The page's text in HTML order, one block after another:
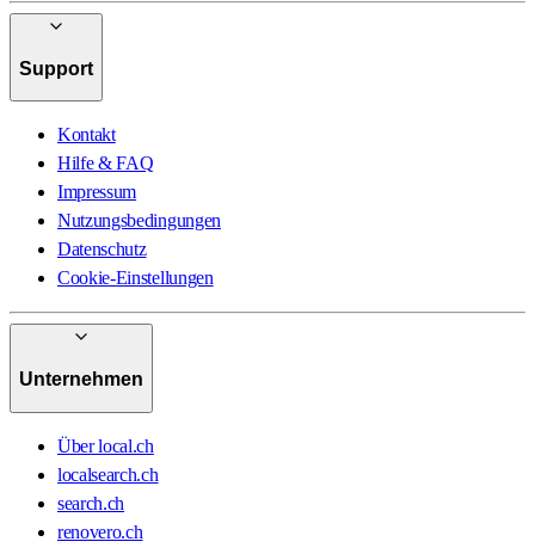
Support
Kontakt
Hilfe & FAQ
Impressum
Nutzungsbedingungen
Datenschutz
Cookie-Einstellungen
Unternehmen
Über local.ch
localsearch.ch
search.ch
renovero.ch